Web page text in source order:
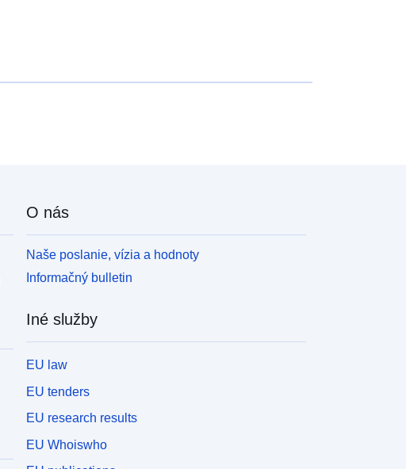
O nás
Naše poslanie, vízia a hodnoty
Informačný bulletin
Iné služby
EU law
EU tenders
EU research results
EU Whoiswho